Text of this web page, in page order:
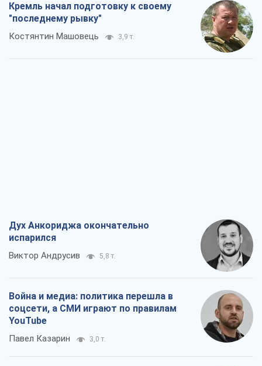
Кремль начал подготовку к своему
"последнему рывку"
Костянтин Машовець 3,9 т.
Дух Анкориджа окончательно
испарился
Виктор Андрусив 5,8 т.
Война и медиа: политика перешла в
соцсети, а СМИ играют по правилам
YouTube
Павел Казарин 3,0 т.